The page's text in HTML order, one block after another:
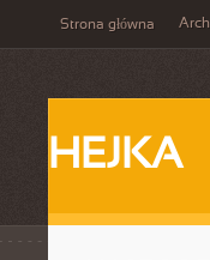
Strona główna
HEJKA